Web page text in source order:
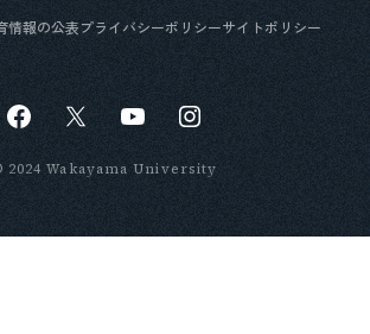
情報の公表プライバシーポリシーサイトポリシー
2024 Wakayama University